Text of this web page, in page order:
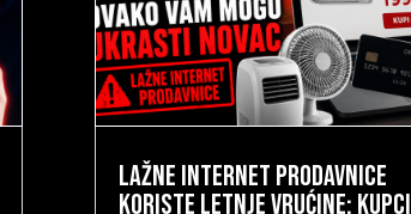
Lažne internet prodavnice
koriste letnje vrućine: Kupci